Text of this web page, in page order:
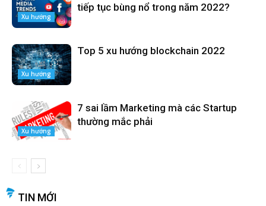
Xu hướng
tiếp tục bùng nổ trong năm 2022?
Xu hướng
Top 5 xu hướng blockchain 2022
Xu hướng
7 sai lầm Marketing mà các Startup
thường mắc phải
TIN MỚI